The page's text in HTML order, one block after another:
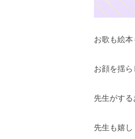
お歌も絵
お顔を揺
先生がす
先生も嬉